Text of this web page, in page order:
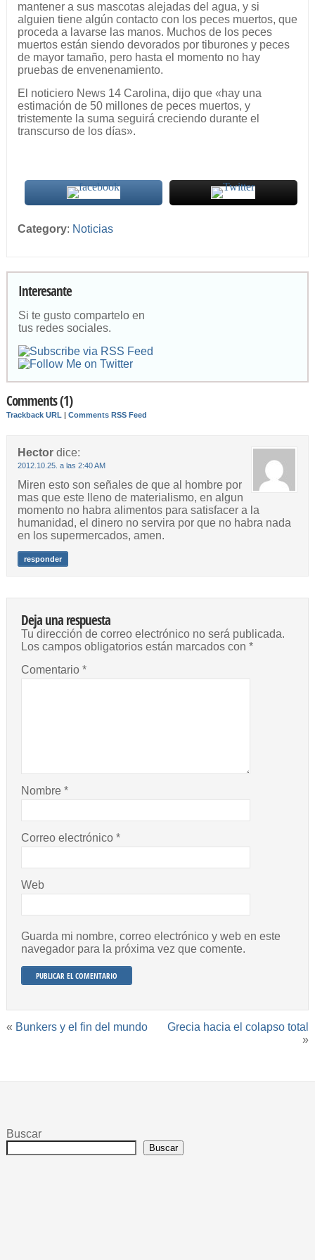
mantener a sus mascotas alejadas del agua, y si
alguien tiene algún contacto con los peces muertos, que
proceda a lavarse las manos. Muchos de los peces
muertos están siendo devorados por tiburones y peces
de mayor tamaño, pero hasta el momento no hay
pruebas de envenenamiento.
El noticiero News 14 Carolina, dijo que «hay una
estimación de 50 millones de peces muertos, y
tristemente la suma seguirá creciendo durante el
transcurso de los días».
Category: Noticias
Interesante
Si te gusto compartelo en
tus redes sociales.
Comments (1)
Trackback URL | Comments RSS Feed
Hector dice:
2012.10.25. a las 2:40 AM
Miren esto son señales de que al hombre por
mas que este lleno de materialismo, en algun
momento no habra alimentos para satisfacer a la
humanidad, el dinero no servira por que no habra nada
en los supermercados, amen.
responder
Deja una respuesta
Tu dirección de correo electrónico no será publicada.
Los campos obligatorios están marcados con *
Comentario *
Nombre *
Correo electrónico *
Web
Guarda mi nombre, correo electrónico y web en este
navegador para la próxima vez que comente.
« Bunkers y el fin del mundo
Grecia hacia el colapso total
»
Buscar
Buscar